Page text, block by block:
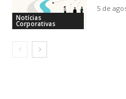
Notícias
Corporativas
5 de